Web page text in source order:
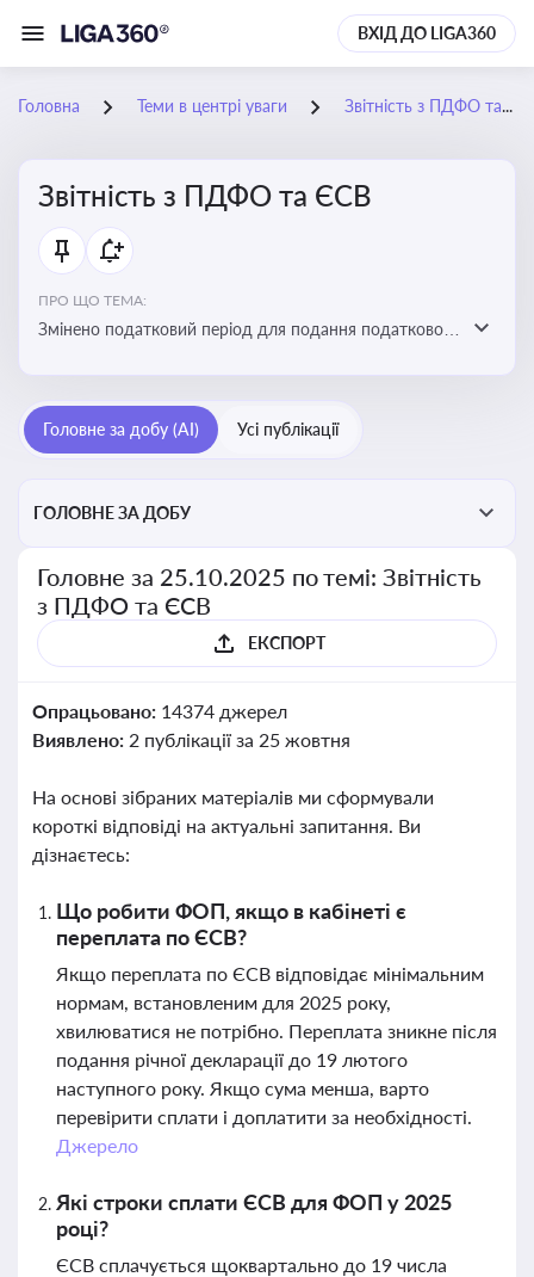
ВХІД ДО LIGA360
Головна Теми в центрі уваги Звітність з ПДФО та ЄСВ
Звітність з ПДФО та ЄСВ
ПРО ЩО ТЕМА:
Змінено податковий період для подання податкового
Головне за добу (AI) Усі публікації
ГОЛОВНЕ ЗА ДОБУ
Головне за 25.10.2025 по темі: Звітність
з ПДФО та ЄСВ
ЕКСПОРТ
Опрацьовано: 14374 джерел
Виявлено: 2 публікації за 25 жовтня
На основі зібраних матеріалів ми сформували
короткі відповіді на актуальні запитання. Ви
дізнаєтесь:
Що робити ФОП, якщо в кабінеті є
переплата по ЄСВ?
Якщо переплата по ЄСВ відповідає мінімальним
нормам, встановленим для 2025 року,
хвилюватися не потрібно. Переплата зникне після
подання річної декларації до 19 лютого
наступного року. Якщо сума менша, варто
перевірити сплати і доплатити за необхідності.
Джерело
Які строки сплати ЄСВ для ФОП у 2025
році?
ЄСВ сплачується щоквартально до 19 числа